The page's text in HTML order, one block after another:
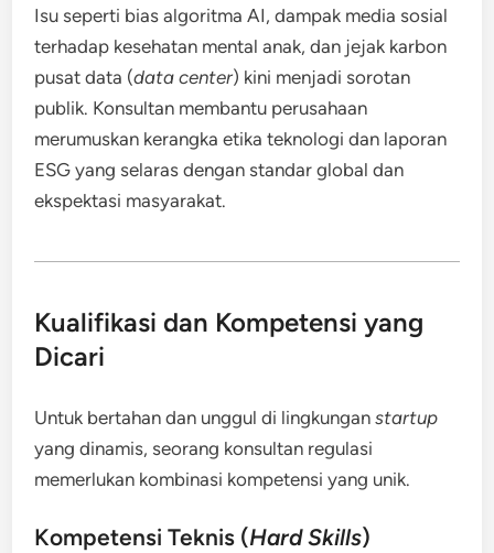
Isu seperti bias algoritma AI, dampak media sosial
terhadap kesehatan mental anak, dan jejak karbon
pusat data (data center) kini menjadi sorotan
publik. Konsultan membantu perusahaan
merumuskan kerangka etika teknologi dan laporan
ESG yang selaras dengan standar global dan
ekspektasi masyarakat.
Kualifikasi dan Kompetensi yang
Dicari
Untuk bertahan dan unggul di lingkunganstartup
yang dinamis, seorang konsultan regulasi
memerlukan kombinasi kompetensi yang unik.
Kompetensi Teknis (Hard Skills)